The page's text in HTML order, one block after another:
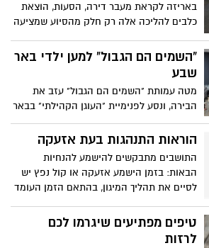
באריזה לקראת מעבר דירה, הסעות, הוצאת
כלבים להליכה אלה רק חלק מהסיוע שמציעה
"השמים הם הגבול" למען ילדי באר
שבע
מטה עמותת "השמים הם הגבול" עזב את
הבירה, ונסע לפנימיית "העוגן הקהילתי" בבאר
שבע לפעילות מיוחדת עם הילדים. הילדים
שמחו על הגעת המתנדבים הירושלמים וחוו
הוראות התנהגות בעת אזעקה
התושבים מתבקשים להישמע להנחיות
הבאות: בזמן הישמע אזעקה או קול נפץ יש
לסיים את תהליך המיגון, בהתאם הזמן העומד
טיפים מפתיעים שיגרמו לכם
לרזות